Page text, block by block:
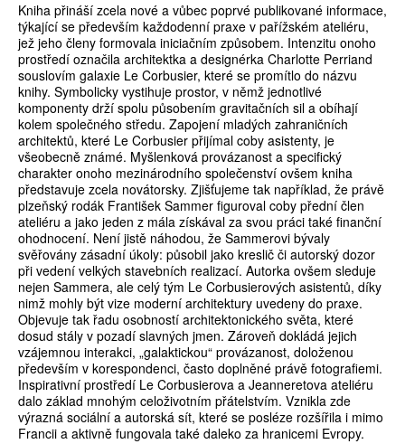
Kniha přináší zcela nové a vůbec poprvé publikované informace,
týkající se především každodenní praxe v pařížském ateliéru,
jež jeho členy formovala iniciačním způsobem. Intenzitu onoho
prostředí označila architektka a designérka Charlotte Perriand
souslovím galaxie Le Corbusier, které se promítlo do názvu
knihy. Symbolicky vystihuje prostor, v němž jednotlivé
komponenty drží spolu působením gravitačních sil a obíhají
kolem společného středu. Zapojení mladých zahraničních
architektů, které Le Corbusier přijímal coby asistenty, je
všeobecně známé. Myšlenková provázanost a specifický
charakter onoho mezinárodního společenství ovšem kniha
představuje zcela novátorsky. Zjišťujeme tak například, že právě
plzeňský rodák František Sammer figuroval coby přední člen
ateliéru a jako jeden z mála získával za svou práci také finanční
ohodnocení. Není jistě náhodou, že Sammerovi bývaly
svěřovány zásadní úkoly: působil jako kreslič či autorský dozor
při vedení velkých stavebních realizací. Autorka ovšem sleduje
nejen Sammera, ale celý tým Le Corbusierových asistentů, díky
nimž mohly být vize moderní architektury uvedeny do praxe.
Objevuje tak řadu osobností architektonického světa, které
dosud stály v pozadí slavných jmen. Zároveň dokládá jejich
vzájemnou interakci, „galaktickou“ provázanost, doloženou
především v korespondenci, často doplněné právě fotografiemi.
Inspirativní prostředí Le Corbusierova a Jeanneretova ateliéru
dalo základ mnohým celoživotním přátelstvím. Vznikla zde
výrazná sociální a autorská sít, které se posléze rozšířila i mimo
Francii a aktivně fungovala také daleko za hranicemi Evropy.